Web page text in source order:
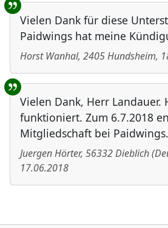
Vielen Dank für diese
Paidwings hat meine
Horst Wanhal, 2405Hundsheim,
Vielen Dank, Herr Landauer.
funktioniert. Zum 6.7.2018
Mitgliedschaft bei
Juergen Hörter, 56332Dieblich(
17.06.2018